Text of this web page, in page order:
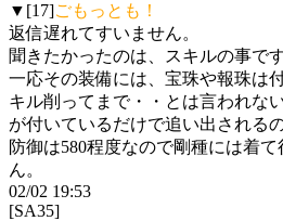
▼[17]ごもっとも！
返信遅れてすいません。
聞きたかったのは、スキルの事です
一応その装備には、宝珠や報珠は
キル削ってまで・・とは言われな
が付いているだけで追い出される
防御は580程度なので剛種には着
ん。
02/02 19:53
[SA35]